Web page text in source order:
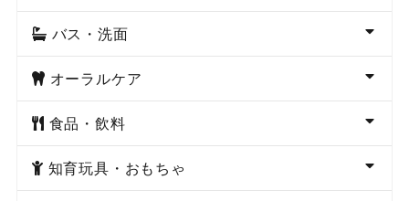
バス・洗面
オーラルケア
食品・飲料
知育玩具・おもちゃ